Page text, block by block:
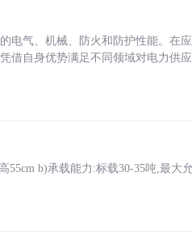
电气、机械、防火和防护性能。在应
借自身优势满足不同领域对电力供应
55cm b)承载能力:标载30-35吨,最大